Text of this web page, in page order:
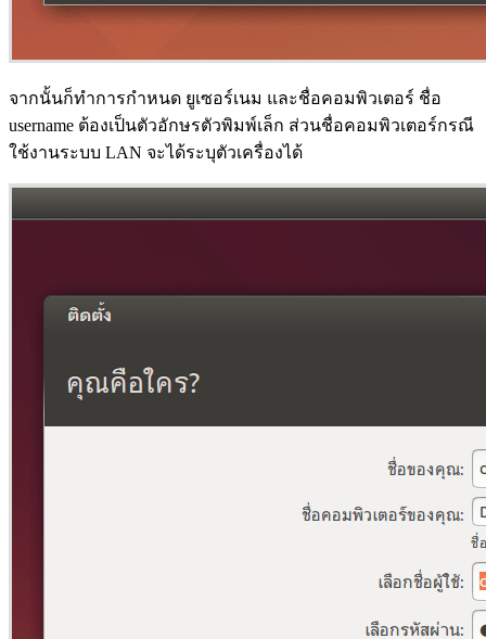
จากนั้นก็ทำการกำหนด ยูเซอร์เนม และชื่อคอมพิวเตอร์ ชื่อ
username ต้องเป็นตัวอักษรตัวพิมพ์เล็ก ส่วนชื่อคอมพิวเตอร์กรณี
ใช้งานระบบ LAN จะได้ระบุตัวเครื่องได้